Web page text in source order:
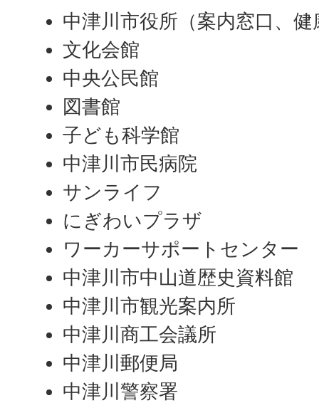
中津川市役所（案内窓口、
文化会館
中央公民館
図書館
子ども科学館
中津川市民病院
サンライフ
にぎわいプラザ
ワーカーサポートセンター
中津川市中山道歴史資料館
中津川市観光案内所
中津川商工会議所
中津川郵便局
中津川警察署